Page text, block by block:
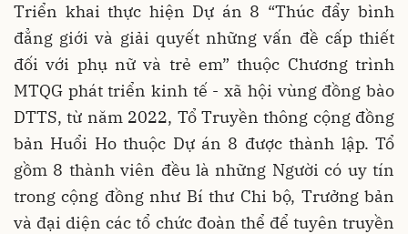
Triển khai thực hiện Dự án 8 “Thúc đẩy bình
đẳng giới và giải quyết những vấn đề cấp thiết
đối với phụ nữ và trẻ em” thuộc Chương trình
MTQG phát triển kinh tế - xã hội vùng đồng bào
DTTS, từ năm 2022, Tổ Truyền thông cộng đồng
bản Huổi Ho thuộc Dự án 8 được thành lập. Tổ
gồm 8 thành viên đều là những Người có uy tín
trong cộng đồng như Bí thư Chi bộ, Trưởng bản
và đại diện các tổ chức đoàn thể để tuyên truyền